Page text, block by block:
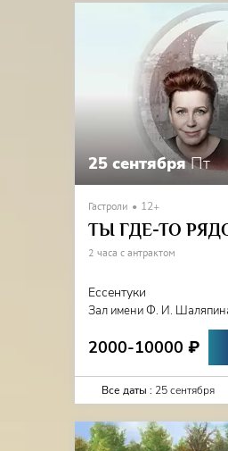
25 сентября Пт
Гастроли 12+
ТЫ ГДЕ-ТО
2 часа с антрактом
Ессентуки
Зал имени Ф. И.
2000-10000 ₽
Все даты : 25 сентября